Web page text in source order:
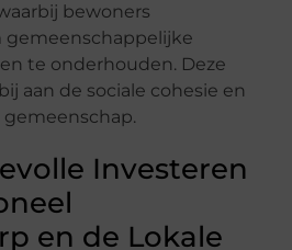
bewoners
gemeenschappelijke
te onderhouden. Deze
aan de sociale cohesie en
Investeren
en de Lokale